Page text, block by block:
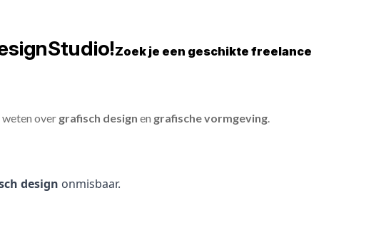
Zoek je een geschikte freelance
weten over grafisch design en grafische vormgeving.
design onmisbaar.